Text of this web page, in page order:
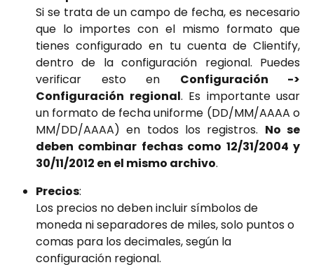
Si se trata de un campo de fecha, es necesario
que lo importes con el mismo formato que
tienes configurado en tu cuenta de Clientify,
dentro de la configuración regional. Puedes
verificar esto en Configuración ->
Configuración regional. Es importante usar
un formato de fecha uniforme (DD/MM/AAAA o
MM/DD/AAAA) en todos los registros. No se
deben combinar fechas como 12/31/2004 y
30/11/2012 en el mismo archivo.
Precios:
Los precios no deben incluir símbolos de
moneda ni separadores de miles, solo puntos o
comas para los decimales, según la
configuración regional.